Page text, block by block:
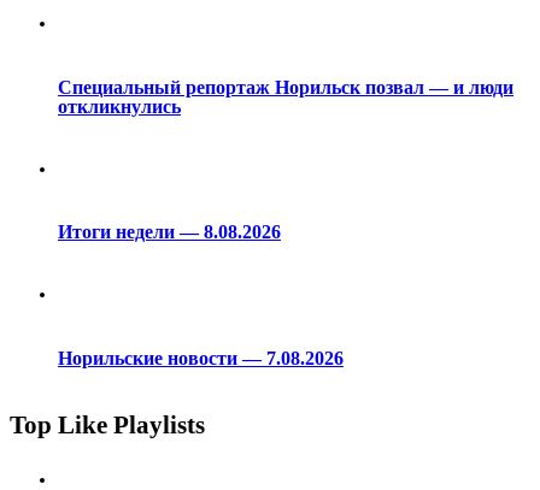
Специальный репортаж Норильск позвал — и люди
откликнулись
Итоги недели — 8.08.2026
Норильские новости — 7.08.2026
Top Like Playlists